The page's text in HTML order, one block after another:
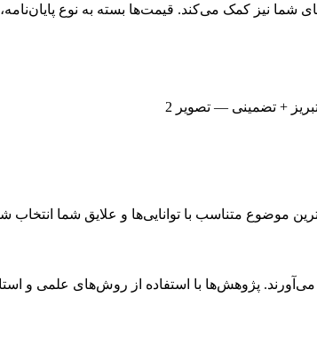
شما نیز کمک می‌کند. قیمت‌ها بسته به نوع
موضوع متناسب با توانایی‌ها و علایق شما انتخاب
پژوهش‌ها با استفاده از روش‌های علمی و